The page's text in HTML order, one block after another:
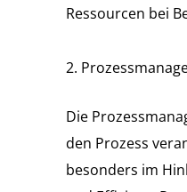
Ressourcen bei
Die
den Prozess
besonders im